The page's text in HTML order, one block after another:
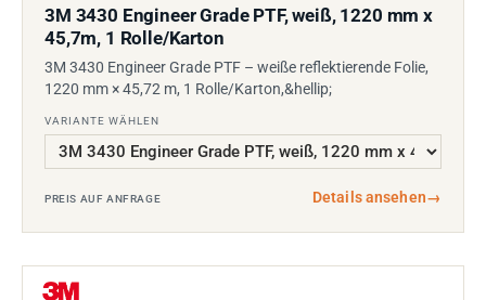
3M 3430 Engineer Grade PTF, weiß, 1220 mm x
45,7m, 1 Rolle/Karton
3M 3430 Engineer Grade PTF – weiße reflektierende Folie,
1220 mm × 45,72 m, 1 Rolle/Karton,&hellip;
VARIANTE WÄHLEN
PREIS AUF ANFRAGE Details ansehen→